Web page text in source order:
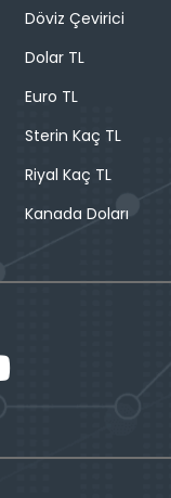
Döviz Çevirici
Dolar TL
Euro TL
Sterin Kaç TL
Riyal Kaç TL
Kanada Doları